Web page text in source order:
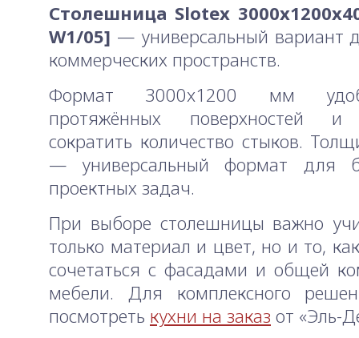
Столешница Slotex
W1/05] — универсальный вариант
коммерческих пространств.
Формат 3000x1200 мм
протяжённых поверхностей и
сократить количество стыков.
— универсальный формат для
проектных задач.
При выборе столешницы важно
только материал и цвет, но и то,
сочетаться с фасадами и общей
мебели. Для комплексного
посмотреть кухни на заказ от «Эль-